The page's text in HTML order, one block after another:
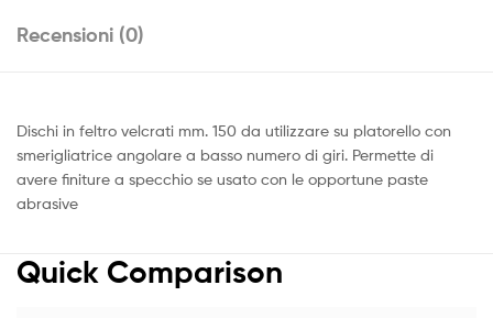
Recensioni (0)
Dischi in feltro velcrati mm. 150 da utilizzare su platorello con
smerigliatrice angolare a basso numero di giri. Permette di
avere finiture a specchio se usato con le opportune paste
abrasive
Quick Comparison